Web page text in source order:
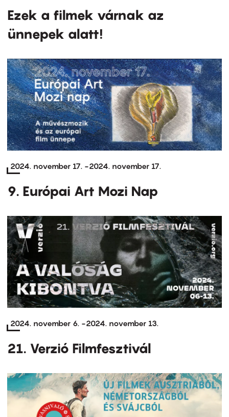
Ezek a filmek várnak az
ünnepek alatt!
2024. november 17. -2024. november 17.
9. Európai Art Mozi Nap
2024. november 6. -2024. november 13.
21. Verzió Filmfesztivál